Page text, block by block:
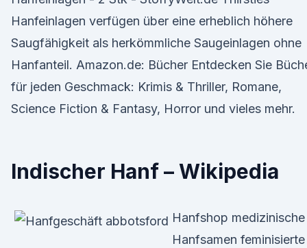
Hanfeinlagen verfügen über eine erheblich höhere
Saugfähigkeit als herkömmliche Saugeinlagen ohne
Hanfanteil. Amazon.de: Bücher Entdecken Sie
für jeden Geschmack: Krimis & Thriller, Romane,
Science Fiction & Fantasy, Horror und vieles mehr.
Indischer Hanf – Wikipedia
Hanfshop medizinische
Hanfsamen feminisierte